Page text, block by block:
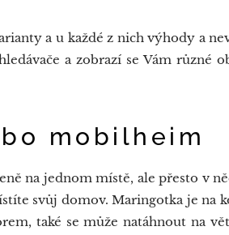
a u každé z nich výhody a
a zobrazí se Vám různé
na jednom místě, ale přesto v
svůj domov. Maringotka je na
také se může natáhnout na